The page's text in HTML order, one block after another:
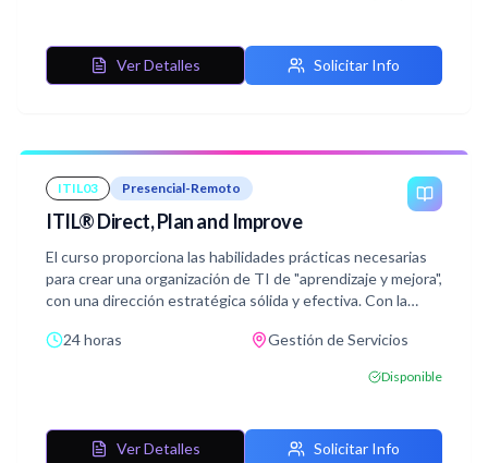
mantener y desarrolló relaciones de Servicio efectivas a
de Servicio en el papel de proveedor de servicios y
consumidores, dando soporte a la Interacción y la
comunicación efectivas.
ejercicios y ejemplos incluidos en el curso, adquirirás
conocimientos relevantes para superar el examen de
certificación ITIL® 4 Specialist: Drive Stakeholder Value.
Ver Detalles Solicitar Info
ITIL03 Presencial-Remoto
ITIL® Direct, Plan and Improve
El curso proporciona las habilidades prácticas necesarias
para crear una organización de TI de "aprendizaje y mejora",
con una dirección estratégica sólida y efectiva. Con la
actividades, ejercicios y ejemplos incluidos en el curso,
examen de certificación ITIL® Strategist: Direct, Plan,
Este curso está diseñado para proporcionar a los
profesionales un método práctico y estratégico para
24 horas Gestión de Servicios
Disponible
Ver Detalles Solicitar Info